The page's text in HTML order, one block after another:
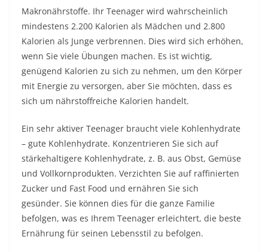
Makronährstoffe. Ihr Teenager wird wahrscheinlich
mindestens 2.200 Kalorien als Mädchen und 2.800
Kalorien als Junge verbrennen. Dies wird sich erhöhen,
wenn Sie viele Übungen machen. Es ist wichtig,
genügend Kalorien zu sich zu nehmen, um den Körper
mit Energie zu versorgen, aber Sie möchten, dass es
sich um nährstoffreiche Kalorien handelt.
Ein sehr aktiver Teenager braucht viele Kohlenhydrate
– gute Kohlenhydrate. Konzentrieren Sie sich auf
stärkehaltigere Kohlenhydrate, z. B. aus Obst, Gemüse
und Vollkornprodukten. Verzichten Sie auf raffinierten
Zucker und Fast Food und ernähren Sie sich
gesünder. Sie können dies für die ganze Familie
befolgen, was es Ihrem Teenager erleichtert, die beste
Ernährung für seinen Lebensstil zu befolgen.